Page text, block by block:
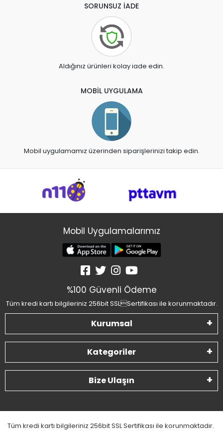
SORUNSUZ İADE
Aldığınız ürünleri kolay iade edin.
MOBİL UYGULAMA
Mobil uygulamamız üzerinden siparişlerinizi takip edin.
Mobil Uygulamalarımız
%100 Güvenli Ödeme
Tüm kredi kartı bilgileriniz 256bit SSLSertifikası ile korunmaktadır.
Kurumsal
Kategoriler
Bize Ulaşın
Tüm kredi kartı bilgileriniz 256bit SSL Sertifikası ile korunmaktadır.